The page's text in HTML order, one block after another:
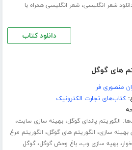
شعر انگلیسی،شعر انگلیسی همراه با
دانلود کتاب
های گوگل
منصوری فر
کتاب‌های تجارت الکترونیک
الگوریتم پاندای گوگل،بهینه سازی سایت،
سازی، الگوریتم های گوگل، الگوریتم مرغ
،بهیه سازی وب،باغ وحش گوگل،گوگل